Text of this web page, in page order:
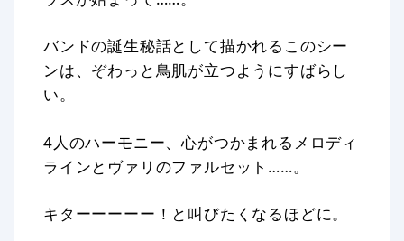
バンドの誕生秘話として描かれるこのシー
ンは、ぞわっと鳥肌が立つようにすばらし
い。
4人のハーモニー、心がつかまれるメロディ
ラインとヴァリのファルセット……。
キターーーーー！と叫びたくなるほどに。